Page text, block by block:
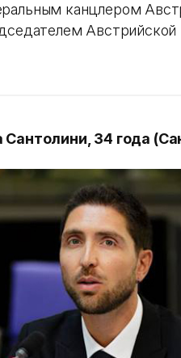
канцлером
Австрийской
Сантолини, 34 года